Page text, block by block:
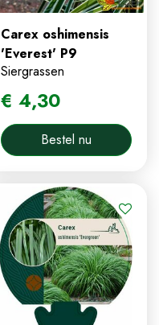
Carex oshimensis
'Everest' P9
Siergrassen
€ 4,30
Bestel nu